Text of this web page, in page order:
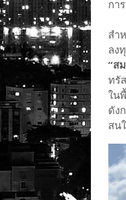
กา
สำ
ลง
“ส
ทรั
ใน
ดัง
สน